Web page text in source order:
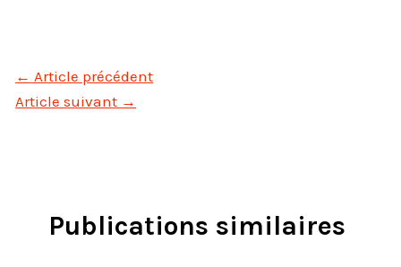
← Article précédent
Article suivant →
Publications similaires